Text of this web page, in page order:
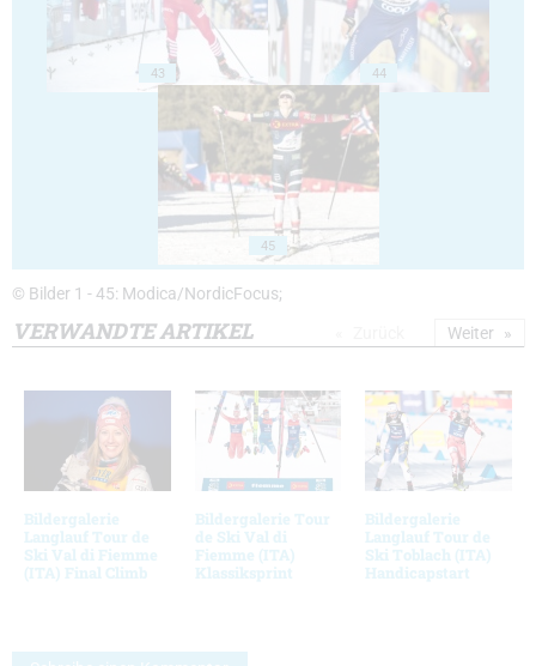
43 44
45
© Bilder 1 - 45: Modica/NordicFocus;
VERWANDTE ARTIKEL
Bildergalerie
Langlauf Tour de
Ski Val di Fiemme
(ITA) Final Climb
Bildergalerie Tour
de Ski Val di
Fiemme (ITA)
Klassiksprint
Bildergalerie
Langlauf Tour de
Ski Toblach (ITA)
Handicapstart
Weiter